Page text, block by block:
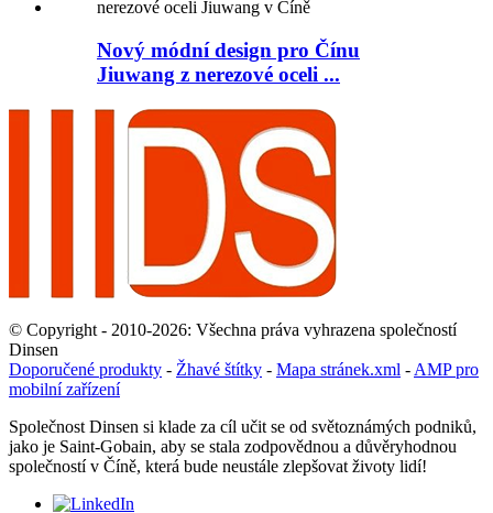
Nový módní design pro Čínu
Jiuwang z nerezové oceli ...
© Copyright - 2010-2026: Všechna práva vyhrazena společností
Dinsen
Doporučené produkty - Žhavé štítky - Mapa stránek.xml - AMP pro
mobilní zařízení
Společnost Dinsen si klade za cíl učit se od světoznámých podniků,
jako je Saint-Gobain, aby se stala zodpovědnou a důvěryhodnou
společností v Číně, která bude neustále zlepšovat životy lidí!